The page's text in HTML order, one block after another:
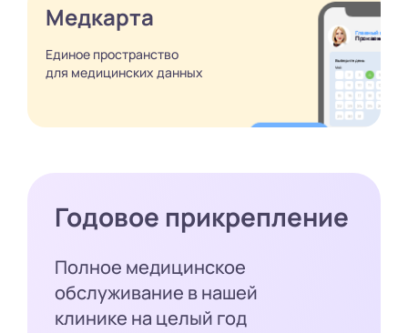
Медкарта
Единое пространство
для медицинских данных
Годовое прикрепление
Полное медицинское
обслуживание в нашей
клинике на целый год